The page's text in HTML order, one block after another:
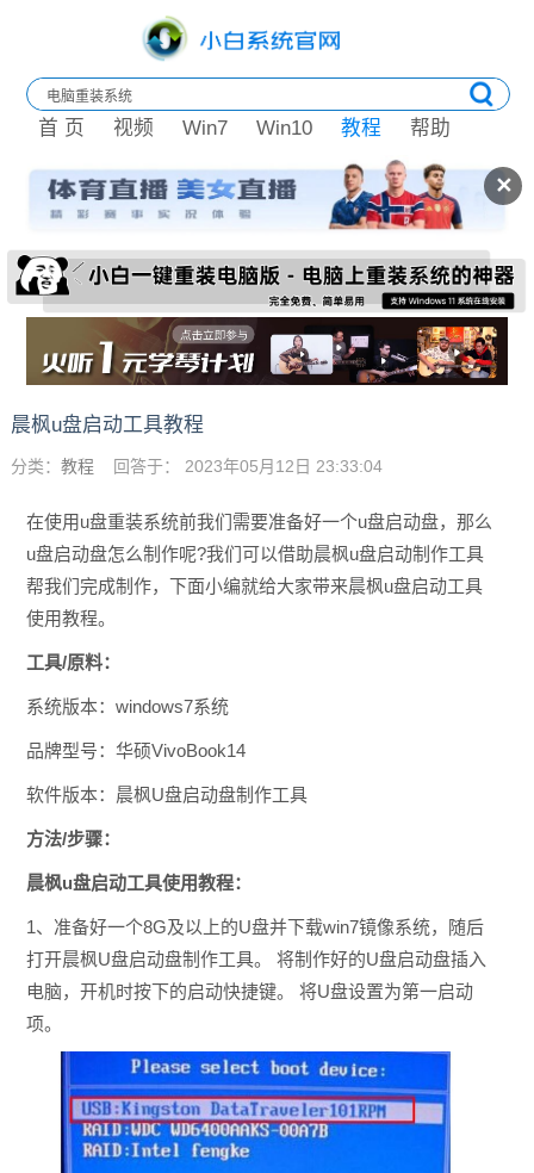
✕
首 页 视频 Win7 Win10 教程 帮助
晨枫u盘启动工具教程
分类： 教程 回答于： 2023年05月12日 23:33:04
在使用u盘重装系统前我们需要准备好一个u盘启动盘，那么
u盘启动盘怎么制作呢?我们可以借助晨枫u盘启动制作工具
帮我们完成制作，下面小编就给大家带来晨枫u盘启动工具
使用教程。
工具/原料：
系统版本：windows7系统
品牌型号：华硕VivoBook14
软件版本：晨枫U盘启动盘制作工具
方法/步骤：
晨枫u盘启动工具使用教程：
1、准备好一个8G及以上的U盘并下载win7镜像系统，随后
打开晨枫U盘启动盘制作工具。 将制作好的U盘启动盘插入
电脑，开机时按下的启动快捷键。 将U盘设置为第一启动
项。